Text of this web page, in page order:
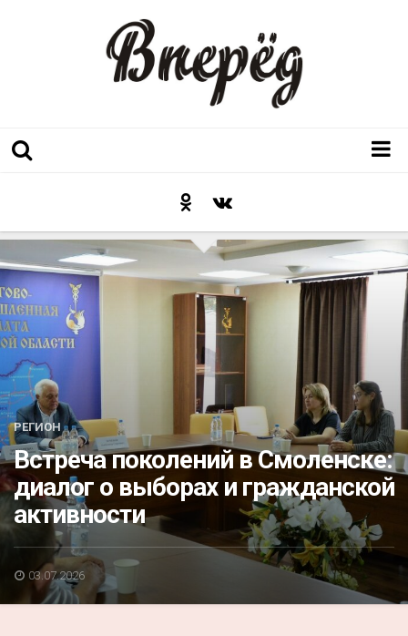
Послесловие к празднику
Факт
Неожиданный ракурс
Контакты
Люди родного края
Акция
К 70-летию районного Дома культуры
Конкурс
Люди родного края
Национальные проекты
Память
РЕГИОН
Встреча поколений в Смоленске:
диалог о выборах и гражданской
активности
03.07.2026